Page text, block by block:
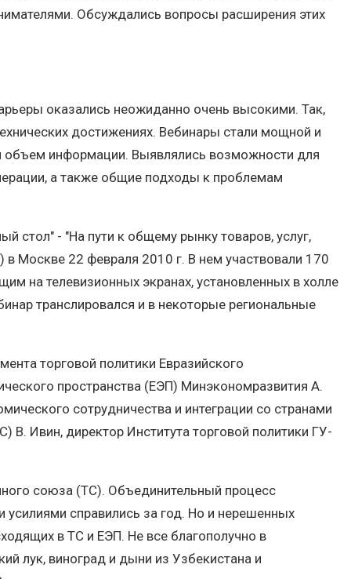
Обсуждались вопросы расширения этих
оказались неожиданно очень высокими. Так,
достижениях. Вебинары стали мощной и
объем информации. Выявлялись возможности для
а также общие подходы к проблемам
стол" - "На пути к общему рынку товаров, услуг,
Москве 22 февраля 2010 г. В нем участвовали 170
на телевизионных экранах, установленных в холле
транслировался и в некоторые региональные
торговой политики Евразийского
пространства (ЕЭП) Минэкономразвития А.
сотрудничества и интеграции со странами
Ивин, директор Института торговой политики ГУ-
союза (ТС). Объединительный процесс
усилиями справились за год. Но и нерешенных
в ТС и ЕЭП. Не все благополучно в
лук, виноград и дыни из Узбекистана и